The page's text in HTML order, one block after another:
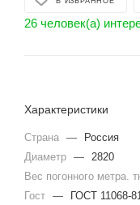
26 человек(а)
Характеристики
Страна —
Россия
Диаметр — 2820
Вес погонного метра.
Гост —
ГОСТ 11068-